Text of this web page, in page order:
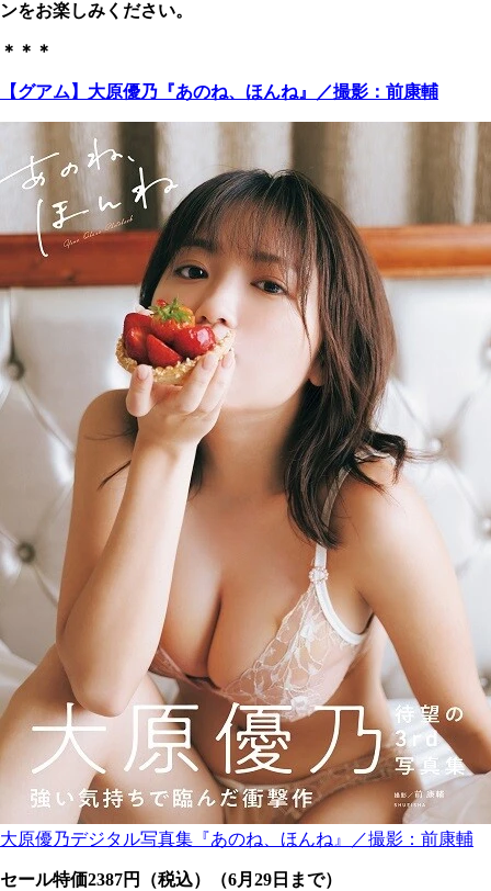
ンをお楽しみください。
＊＊＊
【グアム】大原優乃『あのね、ほんね』／撮影：前康輔
大原優乃デジタル写真集『あのね、ほんね』／撮影：前康輔
セール特価2387円（税込）（6月29日まで）